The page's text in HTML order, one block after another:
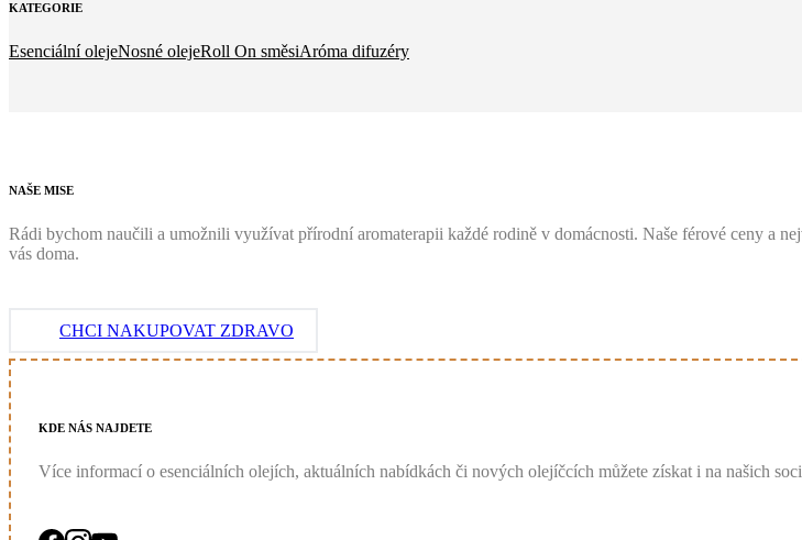
KATEGORIE
Esenciální olejeNosné olejeRoll On směsiAróma difuzéry
NAŠE MISE
Rádi bychom naučili a umožnili využívat přírodní aromaterapii každé rodině v domácnosti. Naše férové ceny a
vás doma.
CHCI NAKUPOVAT ZDRAVO
KDE NÁS NAJDETE
Více informací o esenciálních olejích, aktuálních nabídkách či nových olejíčcích můžete získat i na našich